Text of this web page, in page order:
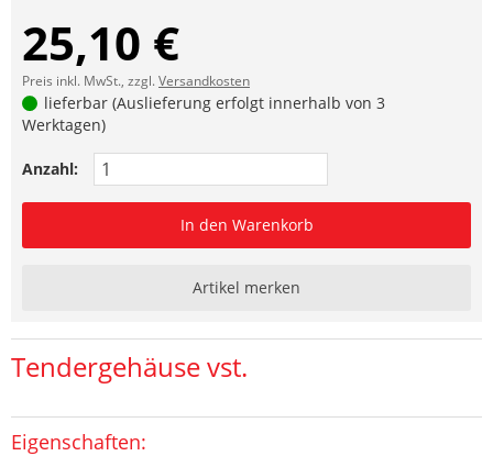
25,10 €
Preis inkl. MwSt., zzgl.Versandkosten
lieferbar (Auslieferung erfolgt innerhalb von 3
Werktagen)
Anzahl:
In den Warenkorb
Artikel merken
Tendergehäuse vst.
Eigenschaften: